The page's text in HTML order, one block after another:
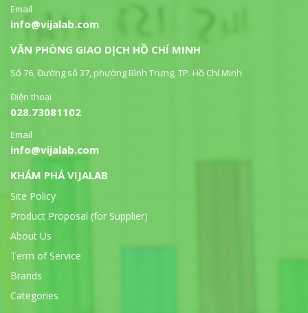
Email
info@vijalab.com
VĂN PHÒNG GIAO DỊCH HỒ CHÍ MINH
Số 76, Đường số 37, phường Bình Trưng, TP. Hồ Chí Minh
Điện thoại
028.73081102
Email
info@vijalab.com
KHÁM PHÁ VIJALAB
Site Policy
Product Proposal (for Supplier)
About Us
Term of Service
Brands
Categories